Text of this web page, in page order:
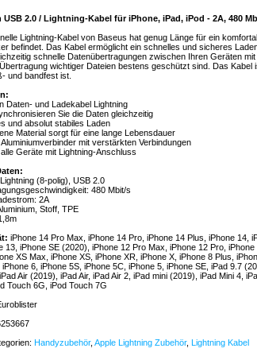
USB 2.0 / Lightning-Kabel für iPhone, iPad, iPod - 2A, 480
Lightning-Kabel von Baseus hat genug Länge für ein
befindet. Das Kabel ermöglicht ein schnelles und sicheres
schnelle Datenübertragungen zwischen Ihren Geräten
wichtiger Dateien bestens geschützt sind. Das Kabel
und bandfest ist.
Daten- und Ladekabel Lightning
Sie die Daten gleichzeitig
und absolut stabiles Laden
Material sorgt für eine lange Lebensdauer
mit verstärkten Verbindungen
Geräte mit Lightning-Anschluss
(8-polig), USB 2.0
480 Mbit/s
2A
Stoff, TPE
iPhone 14 Pro Max, iPhone 14 Pro, iPhone 14 Plus, iPhone 14,
13, iPhone SE (2020), iPhone 12 Pro Max, iPhone 12 Pro,
XS Max, iPhone XS, iPhone XR, iPhone X, iPhone 8 Plus,
6, iPhone 5S, iPhone 5C, iPhone 5, iPhone SE, iPad 9.7
Air (2019), iPad Air, iPad Air 2, iPad mini (2019), iPad Mini 4,
Touch 6G, iPod Touch 7G
Handyzubehör, Apple Lightning Zubehör, Lightning Kabel